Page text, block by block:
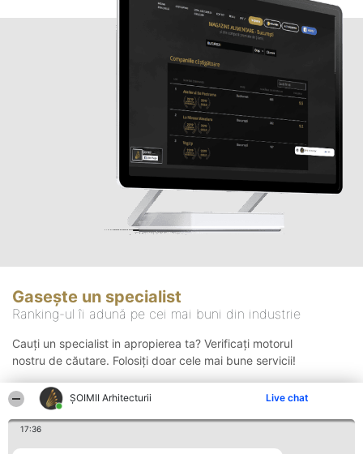
ȘOIMII Arhitecturii Live chat
17:36
Gasește un specialist
Ranking-ul îi adună pe cei mai buni din industrie
Cauți un specialist in apropierea ta? Verificați motorul
nostru de căutare. Folosiți doar cele mai bune servicii!